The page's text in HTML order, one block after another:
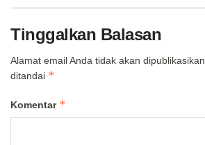
Tinggalkan Balasan
Alamat email Anda tidak akan dipublikasikan.
ditandai *
Komentar *